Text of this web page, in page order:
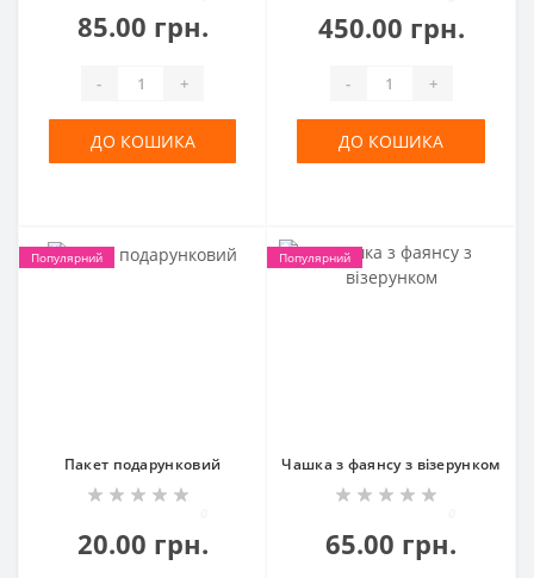
85.00 грн.
- +
ДО КОШИКА
450.00 грн.
- +
ДО КОШИКА
Популярний
Пакет подарунковий
20.00 грн.
Популярний
Чашка з фаянсу з візерунком
65.00 грн.